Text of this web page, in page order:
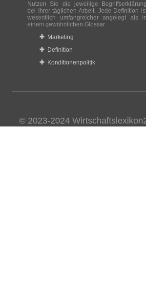
Nutzen Sie die jeweilige Begriffserklärung
bei Ihrer täglichen Arbeit. Jede Definition
wesentlich umfangreicher angelegt als in
einem gewöhnlichen Glossar.
Marketing
Definition
Konditionenpolitik
© 2023-2024